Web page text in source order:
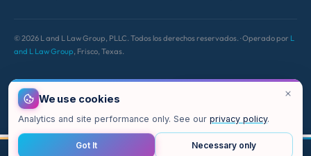
©2026 L and L Law Group, PLLC. Todos los derechos reservados. · Operado por L
and L Law Group, Frisco, Texas.
We use cookies
Analytics and site performance only. See our privacy policy.
Got It Necessary only